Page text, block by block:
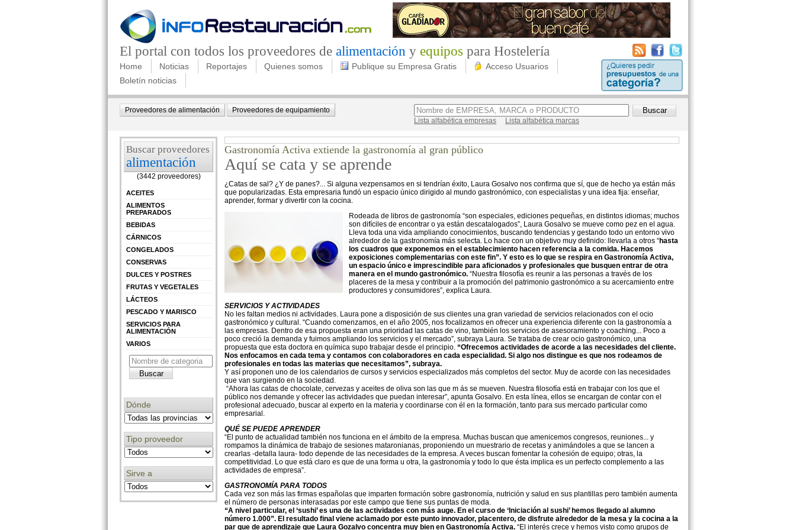
El portal con todos los proveedores de alimentación y equipos para Hostelería
Home Noticias Reportajes Quienes somos Publique su Empresa Gratis
Acceso Usuarios
Boletín noticias
Proveedores de alimentación
Proveedores de equipamiento
Lista alfabética empresas
Lista alfabética marcas
Buscar proveedores
alimentación
(3442 proveedores)
ACEITES
ALIMENTOS
PREPARADOS
BEBIDAS
CÁRNICOS
CONGELADOS
CONSERVAS
DULCES Y POSTRES
FRUTAS Y VEGETALES
LÁCTEOS
PESCADO Y MARISCO
SERVICIOS PARA
ALIMENTACIÓN
VARIOS
Dónde
Tipo proveedor
Sirve a
Gastronomía Activa extiende la gastronomía al gran público
Aquí se cata y se aprende
¿Catas de sal? ¿Y de panes?... Si alguna vezpensamos en si tendrían éxito, Laura Gosalvo nos confirma que sí, que de hecho ya están más
que popularizadas. Esta empresaria fundó un espacio único dirigido al mundo gastronómico, con especialistas y una idea fija: enseñar,
aprender, formar y divertir con la cocina.
Rodeada de libros de gastronomía “son especiales, ediciones pequeñas, en distintos idiomas; muchos
son difíciles de encontrar o ya están descatalogados”, Laura Gosalvo se mueve como pez en el agua.
Lleva toda una vida ampliando conocimientos, buscando tendencias y gestando todo un entorno vivo
alrededor de la gastronomía más selecta. Lo hace con un objetivo muy definido: llevarla a otros “hasta
los cuadros que exponemos en el establecimiento hacen referencia a la comida. Hacemos
exposiciones complementarias con este fin”. Y esto es lo que se respira en Gastronomía Activa,
un espacio único e imprescindible para aficionados y profesionales que busquen entrar de otra
manera en el mundo gastronómico. “Nuestra filosofía es reunir a las personas a través de los
placeres de la mesa y contribuir a la promoción del patrimonio gastronómico a su acercamiento entre
productores y consumidores”, explica Laura.
SERVICIOS Y ACTIVIDADES
No les faltan medios ni actividades. Laura pone a disposición de sus clientes una gran variedad de servicios relacionados con el ocio
gastronómico y cultural. “Cuando comenzamos, en el año 2005, nos focalizamos en ofrecer una experiencia diferente con la gastronomía a
las empresas. Dentro de esa propuesta eran una prioridad las catas de vino, también los servicios de asesoramiento y coaching... Poco a
poco creció la demanda y fuimos ampliando los servicios y el mercado”, subraya Laura. Se trataba de crear ocio gastronómico, una
propuesta que esta doctora en química supo trabajar desde el principio. “Ofrecemos actividades de acorde a las necesidades del cliente.
Nos enfocamos en cada tema y contamos con colaboradores en cada especialidad. Si algo nos distingue es que nos rodeamos de
profesionales en todas las materias que necesitamos”, subraya.
Y así proponen uno de los calendarios de cursos y servicios especializados más completos del sector. Muy de acorde con las necesidades
que van surgiendo en la sociedad.
“Ahora las catas de chocolate, cervezas y aceites de oliva son las que m ás se mueven. Nuestra filosofía está en trabajar con los que el
público nos demande y ofrecer las actividades que puedan interesar”, apunta Gosalvo. En esta línea, ellos se encargan de contar con el
profesional adecuado, buscar al experto en la materia y coordinarse con él en la formación, tanto para sus mercado particular como
empresarial.
QUÉ SE PUEDE APRENDER
“El punto de actualidad también nos funciona en el ámbito de la empresa. Muchas buscan que amenicemos congresos, reuniones... y
rompamos la dinámica de trabajo de sesiones mataronianas, proponiendo un muestrario de recetas y animándoles a que se lancen a
crearlas -detalla laura- todo depende de las necesidades de la empresa. A veces buscan fomentar la cohesión de equipo; otras, la
competitividad. Lo que está claro es que de una forma u otra, la gastronomía y todo lo que ésta implica es un perfecto complemento a las
actividades de empresa”.
GASTRONOMÍA PARA TODOS
Cada vez son más las firmas españolas que imparten formación sobre gastronomía, nutrición y salud en sus plantillas pero también aumenta
el número de personas interasadas por este campo que tiene sus puntas de moda.
“A nivel particular, el ‘sushi’ es una de las actividades con más auge. En el curso de ‘Iniciación al sushi’ hemos llegado al alumno
número 1.000”. El resultado final viene aclamado por este punto innovador, placentero, de disfrute alrededor de la mesa y la cocina a la
par que de aprendizaje que Laura Gozalvo concentra muy bien en Gastronomía Activa. “El interés crece y hemos visto como grupos de